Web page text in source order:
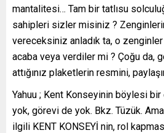
mantalitesi… Tam bir tatlısu
sahipleri sizler misiniz ?
vereceksiniz anladık ta, o
acaba veya verdiler mi ? Çoğu da,
attığınız plaketlerin resmini,
Yahuu ; Kent Konseyinin böylesi
yok, görevi de yok. Bkz. Tüzük.
ilgili KENT KONSEYİ nin, rol